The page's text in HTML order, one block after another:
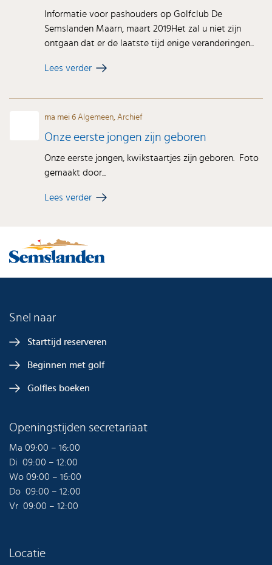
Informatie voor pashouders op Golfclub De
Semslanden Maarn, maart 2019Het zal u niet zijn
ontgaan dat er de laatste tijd enige veranderingen...
Lees verder
ma mei 6Algemeen,Archief
Onze eerste jongen zijn geboren
Onze eerste jongen, kwikstaartjes zijn geboren. Foto
gemaakt door...
Lees verder
Snel naar
Starttijd reserveren
Beginnen met golf
Golfles boeken
Openingstijden secretariaat
Ma 09:00 – 16:00
Di 09:00 – 12:00
Wo 09:00 – 16:00
Do 09:00 – 12:00
Vr 09:00 – 12:00
Locatie